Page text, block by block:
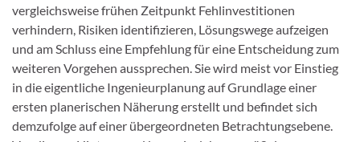
vergleichsweise frühen Zeitpunkt Fehlinvestitionen
verhindern, Risiken identifizieren, Lösungswege aufzeigen
und am Schluss eine Empfehlung für eine Entscheidung zum
weiteren Vorgehen aussprechen. Sie wird meist vor Einstieg
in die eigentliche Ingenieurplanung auf Grundlage einer
ersten planerischen Näherung erstellt und befindet sich
demzufolge auf einer übergeordneten Betrachtungsebene.